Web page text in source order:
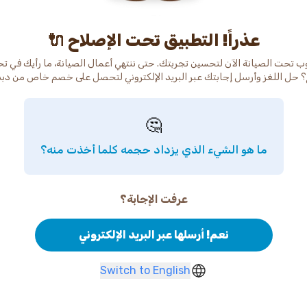
عذراً! التطبيق تحت الإصلاح 🔌
تحت الصيانة الآن لتحسين تجربتك. حتى ننتهي أعمال الصيانة، ما رأيك في
حل اللغز وأرسل إجابتك عبر البريد الإلكتروني لتحصل على خصم خاص من
🤔
ما هو الشيء الذي يزداد حجمه كلما أخذت منه؟
عرفت الإجابة؟
نعم! أرسلها عبر البريد الإلكتروني
Switch to English